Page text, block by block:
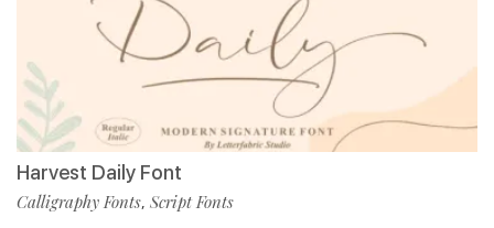
Harvest Daily Font
Calligraphy Fonts, Script Fonts